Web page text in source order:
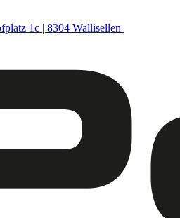
1c | 8304 Wallisellen